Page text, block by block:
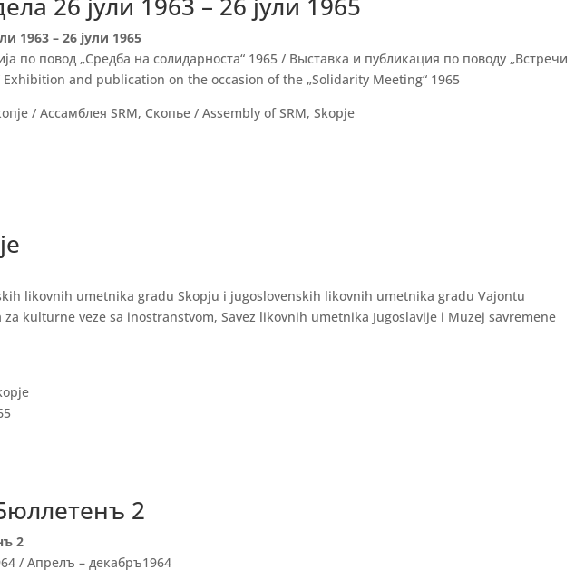
1963 – 26 јули 1965
по повод „Средба на солидарноста“ 1965 / Выставка и публикация по поводу „Встречи
Exhibition and publication on the occasion of the „Solidarity Meeting“ 1965
/ Ассамблея SRM, Скопье / Assembly of SRM, Skopje
likovnih umetnika gradu Skopju i jugoslovenskih likovnih umetnika gradu Vajontu
za kulturne veze sa inostranstvom, Savez likovnih umetnika Jugoslavije i Muzej savremene
2
2
/ Апрелъ – декабръ1964